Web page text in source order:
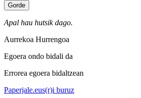
Gorde
Apal hau hutsik dago.
Aurrekoa Hurrengoa
Egoera ondo bidali da
Errorea egoera bidaltzean
Paperjale.eus(r)i buruz